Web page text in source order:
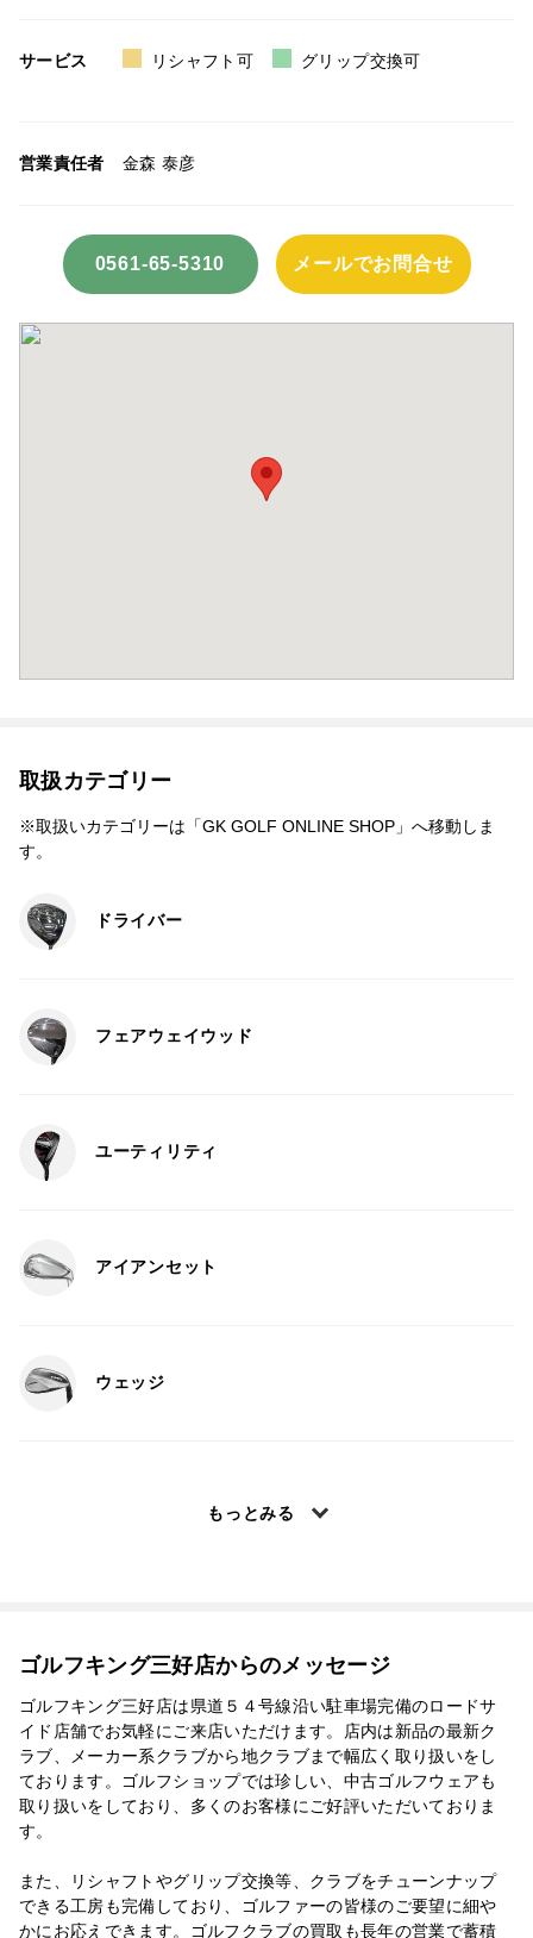
サービス リシャフト可 グリップ交換可
営業責任者 金森 泰彦
0561-65-5310 メールでお問合せ
取扱カテゴリー
※取扱いカテゴリーは「GK GOLF ONLINE SHOP」へ移動しま
す。
ドライバー
フェアウェイウッド
ユーティリティ
アイアンセット
ウェッジ
もっとみる
ゴルフキング三好店からのメッセージ
ゴルフキング三好店は県道５４号線沿い駐車場完備のロードサ
イド店舗でお気軽にご来店いただけます。店内は新品の最新ク
ラブ、メーカー系クラブから地クラブまで幅広く取り扱いをし
ております。ゴルフショップでは珍しい、中古ゴルフウェアも
取り扱いをしており、多くのお客様にご好評いただいておりま
す。
また、リシャフトやグリップ交換等、クラブをチューンナップ
できる工房も完備しており、ゴルファーの皆様のご要望に細や
かにお応えできます。ゴルフクラブの買取も長年の営業で蓄積